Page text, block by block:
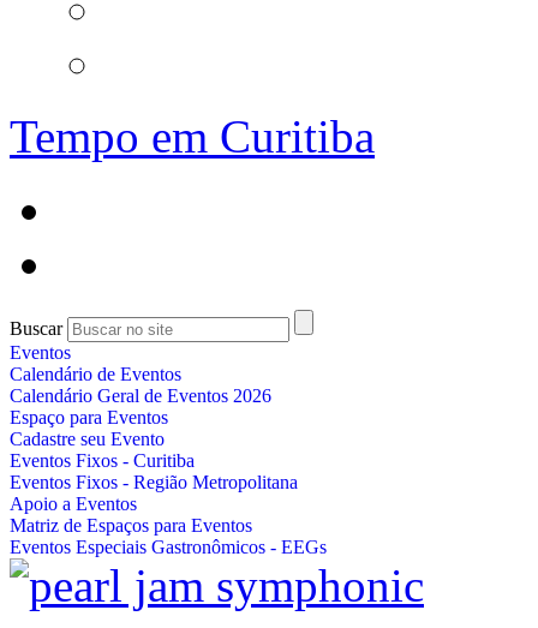
Tempo em Curitiba
Buscar
Eventos
Calendário de Eventos
Calendário Geral de Eventos 2026
Espaço para Eventos
Cadastre seu Evento
Eventos Fixos - Curitiba
Eventos Fixos - Região Metropolitana
Apoio a Eventos
Matriz de Espaços para Eventos
Eventos Especiais Gastronômicos - EEGs